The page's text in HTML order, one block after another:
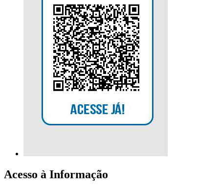
Acesso à Informação